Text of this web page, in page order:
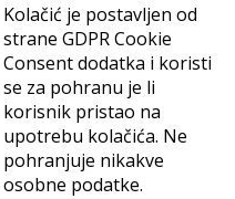
Kolačić je postavljen od
strane GDPR Cookie
Consent dodatka i koristi
se za pohranu je li
korisnik pristao na
upotrebu kolačića. Ne
pohranjuje nikakve
osobne podatke.